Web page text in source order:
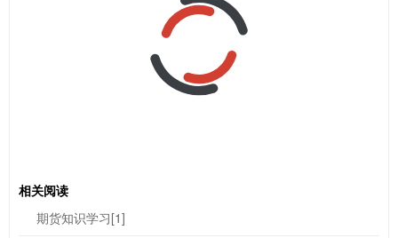
相关阅读
期货知识学习[1]